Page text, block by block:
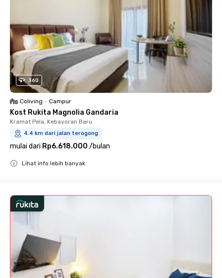
360
Coliving • Campur
Kost Rukita Magnolia Gandaria
Kramat Pela, Kebayoran Baru
4.4 km dari jalan terogong
mulai dari Rp6.618.000 /bulan
Lihat info lebih banyak